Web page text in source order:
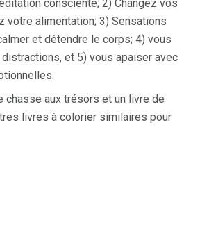
consciente; 2) Changez vos
votre alimentation; 3) Sensations
et détendre le corps; 4) vous
et 5) vous apaiser avec
chasse aux trésors et un livre de
livres à colorier similaires pour